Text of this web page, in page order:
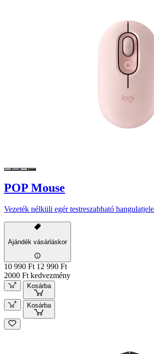
POP Mouse
Vezeték nélküli egér testreszabható
Ajándék vásárláskor
10 990 Ft 12 990 Ft
2000 Ft kedvezmény
Kosárba
Kosárba